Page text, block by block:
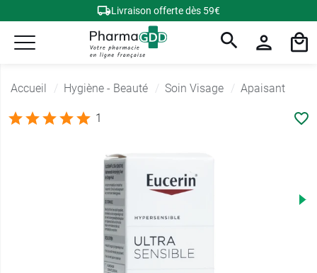
Livraison offerte dès 59€
Accueil Hygiène - Beauté Soin Visage Apaisant
1